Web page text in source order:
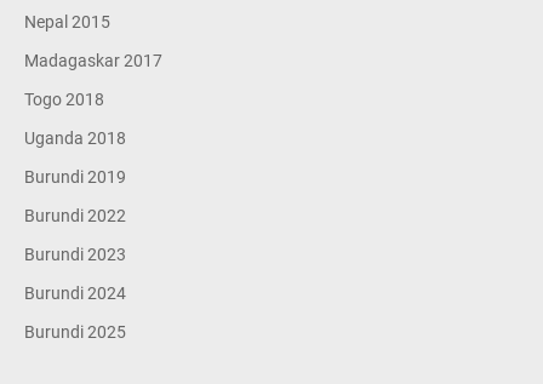
Nepal 2015
Madagaskar 2017
Togo 2018
Uganda 2018
Burundi 2019
Burundi 2022
Burundi 2023
Burundi 2024
Burundi 2025